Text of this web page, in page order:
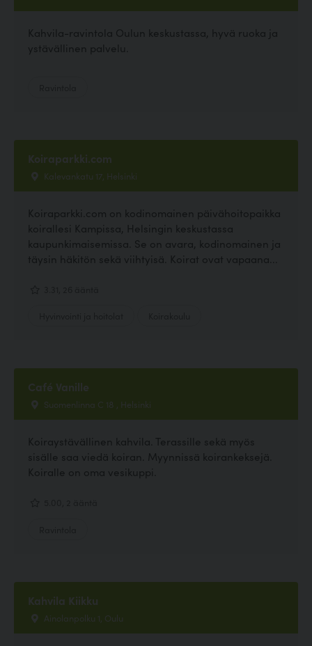
Kahvila-ravintola Oulun keskustassa, hyvä ruoka ja
ystävällinen palvelu.
Koiraparkki.com
Kalevankatu 17, Helsinki
Koiraparkki.com on kodinomainen päivähoitopaikka
koirallesi Kampissa, Helsingin keskustassa
kaupunkimaisemissa. Se on avara, kodinomainen ja
täysin häkitön sekä viihtyisä. Koirat ovat vapaana...
Café Vanille
Suomenlinna C 18 , Helsinki
Koiraystävällinen kahvila. Terassille sekä myös
sisälle saa viedä koiran. Myynnissä koirankeksejä.
Koiralle on oma vesikuppi.
Kahvila Kiikku
Ainolanpolku 1, Oulu